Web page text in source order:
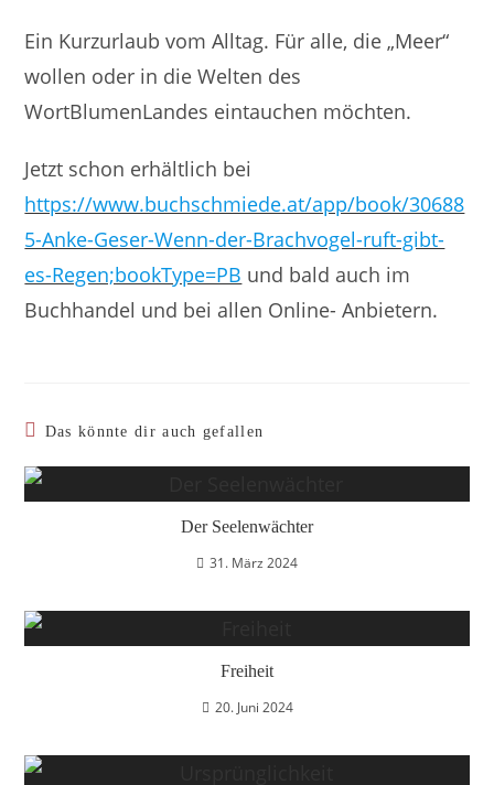
Ein Kurzurlaub vom Alltag. Für alle, die „Meer“
wollen oder in die Welten des
WortBlumenLandes eintauchen möchten.
Jetzt schon erhältlich bei
https://www.buchschmiede.at/app/book/30688
5-Anke-Geser-Wenn-der-Brachvogel-ruft-gibt-
es-Regen;bookType=PB und bald auch im
Buchhandel und bei allen Online- Anbietern.
Das könnte dir auch gefallen
Der Seelenwächter
31. März 2024
Freiheit
20. Juni 2024